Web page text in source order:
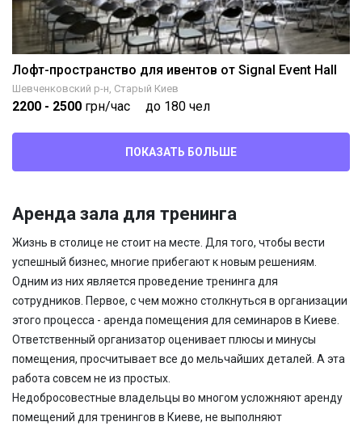
Лофт-пространство для ивентов от Signal Event Hall
Шевченковский р-н, Старый Киев
2200 - 2500 грн/час до 180 чел
ПОКАЗАТЬ БОЛЬШЕ
Аренда зала для тренинга
Жизнь в столице не стоит на месте. Для того, чтобы вести
успешный бизнес, многие прибегают к новым решениям.
Одним из них является проведение тренинга для
сотрудников. Первое, с чем можно столкнуться в организации
этого процесса - аренда помещения для семинаров в Киеве.
Ответственный организатор оценивает плюсы и минусы
помещения, просчитывает все до мельчайших деталей. А эта
работа совсем не из простых.
Недобросовестные владельцы во многом усложняютаренду
помещений для тренингов в Киеве, не выполняют